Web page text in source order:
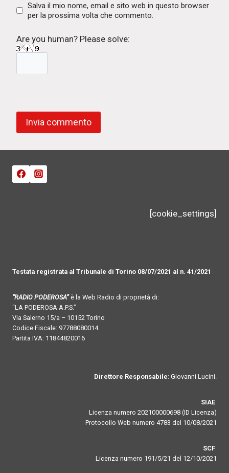
Salva il mio nome, email e sito web in questo browser
per la prossima volta che commento.
Are you human? Please solve:
[cookie_settings]
Testata registrata al Tribunale di Torino 08/07/2021 al n. 41/2021
“RADIO PODEROSA”è la Web Radio di proprietà di:
“LA PODEROSA A.P.S.”
Via Salerno 15/a – 10152 Torino
Codice Fiscale: 97788080014
Partita IVA: 11844820016
Direttore Responsabile: Giovanni Lucini.
SIAE:
Licenza numero 202100000698 (ID Licenza)
Protocollo Web numero 4783 del 10/08/2021
SCF:
Licenza numero 191/5/21 del 12/10/2021